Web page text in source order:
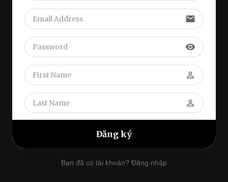
email
visibility
perm_identity
perm_identity
Bạn đã có tài khoản? Đăng nhập